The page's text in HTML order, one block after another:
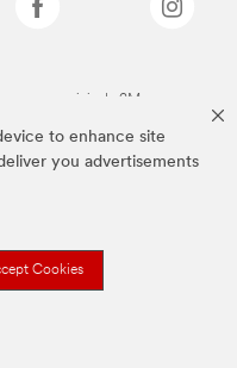
to enhance site
you advertisements
Cookies
comerciais da 3M.